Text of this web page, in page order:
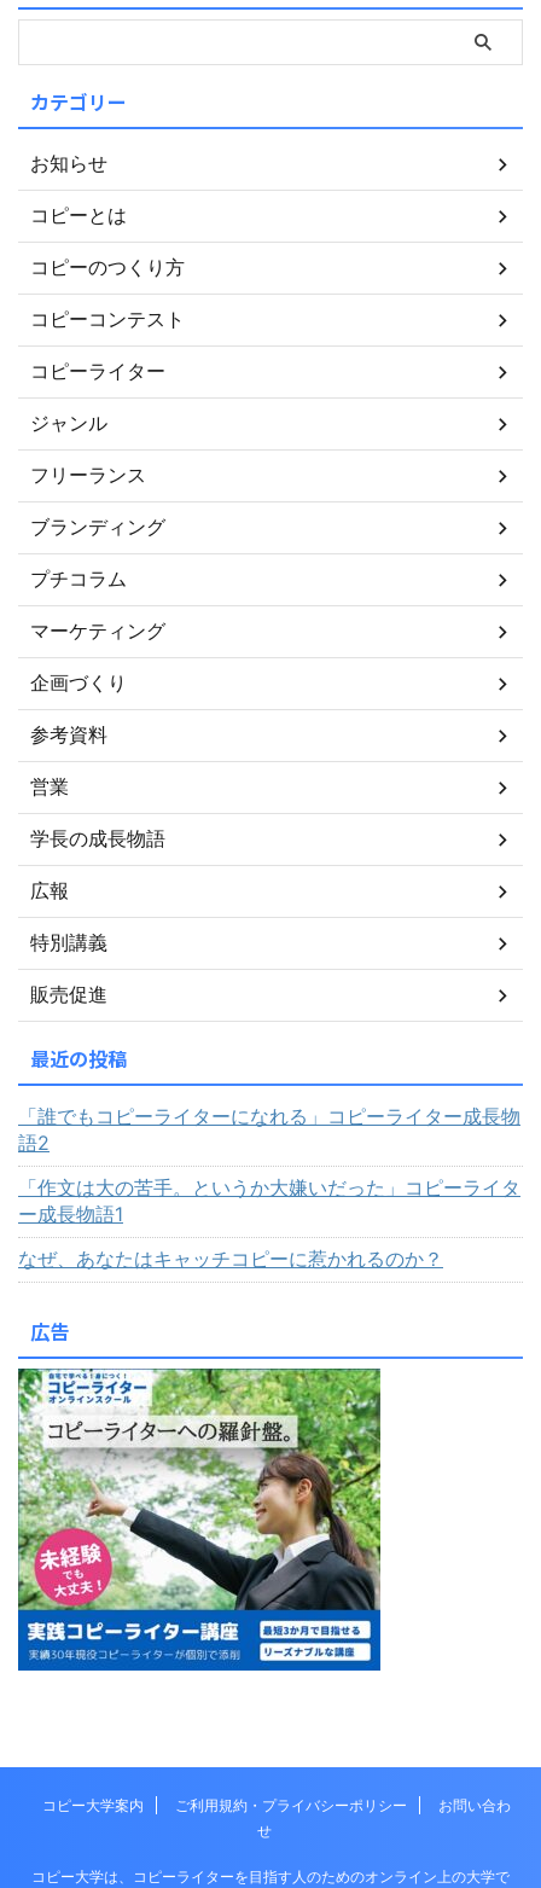
カテゴリー
お知らせ
コピーとは
コピーのつくり方
コピーコンテスト
コピーライター
ジャンル
フリーランス
ブランディング
プチコラム
マーケティング
企画づくり
参考資料
営業
学長の成長物語
広報
特別講義
販売促進
最近の投稿
「誰でもコピーライターになれる」コピーライター成長物
語2
「作文は大の苦手。というか大嫌いだった」コピーライタ
ー成長物語1
なぜ、あなたはキャッチコピーに惹かれるのか？
広告
コピー大学案内 ご利用規約・プライバシーポリシー
お問い合わ
せ
コピー大学は、コピーライターを目指す人のためのオンライン上の大学で